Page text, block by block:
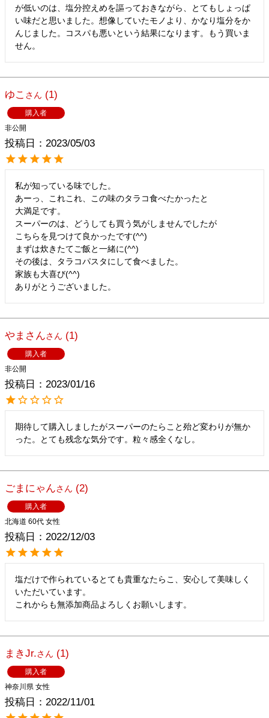
が低いのは、塩分控えめを謳っておきながら、とてもしょっぱ
い味だと思いました。想像していたモノより、かなり塩分をか
んじました。コスパも悪いという結果になります。もう買いま
せん。
ゆこ 1
購入者
非公開
投稿日 2023/05/03
私が知っている味でした。
あーっ、これこれ、この味のタラコ食べたかったと
大満足です。
スーパーのは、どうしても買う気がしませんでしたが
こちらを見つけて良かったです(^^)
まずは炊きたてご飯と一緒に(^^)
その後は、タラコパスタにして食べました。
家族も大喜び(^^)
ありがとうございました。
やまさん 1
購入者
非公開
投稿日 2023/01/16
期待して購入しましたがスーパーのたらこと殆ど変わりが無か
った。とても残念な気分です。粒々感全くなし。
ごまにゃん 2
購入者
北海道 60代 女性
投稿日 2022/12/03
塩だけで作られているとても貴重なたらこ、安心して美味しく
いただいています。
これからも無添加商品よろしくお願いします。
まきJr. 1
購入者
神奈川県 女性
投稿日 2022/11/01